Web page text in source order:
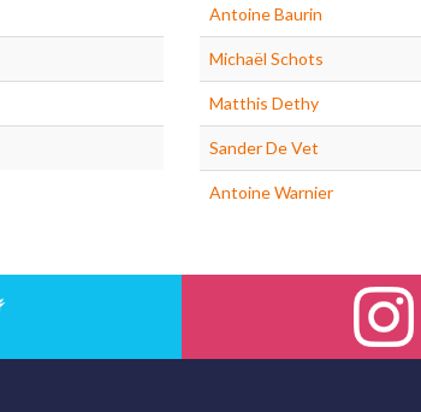
Antoine Baurin
Michaël Schots
Matthis Dethy
Sander De Vet
Antoine Warnier